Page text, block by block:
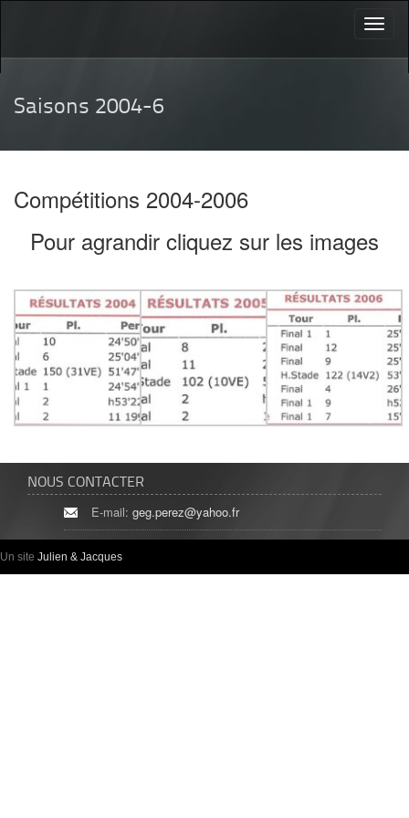
Saisons 2004-6
Compétitions 2004-2006
Pour agrandir cliquez sur les images
NOUS CONTACTER
E-mail: geg.perez@yahoo.fr
Un site Julien & Jacques